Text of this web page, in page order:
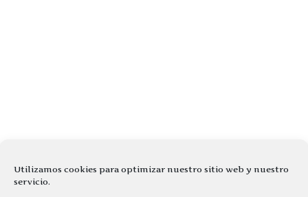
Utilizamos cookies para optimizar nuestro sitio web y nuestro
servicio.